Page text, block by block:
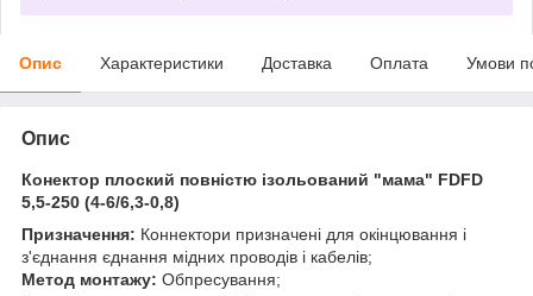
Опис Характеристики Доставка Оплата Умови
Опис
Конектор плоский повністю ізольований "мама" FDFD
5,5-250 (4-6/6,3-0,8)
Призначення: Коннектори призначені для окінцювання і
з'єднання єднання мідних проводів і кабелів;
Метод монтажу: Обпресування;